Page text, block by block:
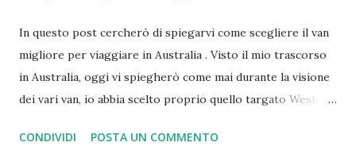
In questo post cercherò di spiegarvi come scegliere il van
migliore per viaggiare in Australia . Visto il mio trascorso
in Australia, oggi vi spiegherò come mai durante la visione
dei vari van, io abbia scelto proprio quello targato Western
ed ora ve lo spiegherò meglio.
CONDIVIDI POSTA UN COMMENTO